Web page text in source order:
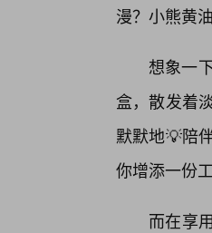
漫？小熊黄
想象一
盒，散发着
默默地💡陪
你增添一份
而在享